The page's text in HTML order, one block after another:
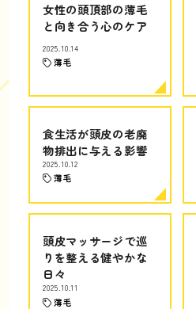
女性の頭頂部の薄毛
と向き合う心のケア
2025.10.14
薄毛
食生活が頭皮の老廃
物排出に与える影響
2025.10.12
薄毛
頭皮マッサージで巡
りを整える健やかな
日々
2025.10.11
薄毛